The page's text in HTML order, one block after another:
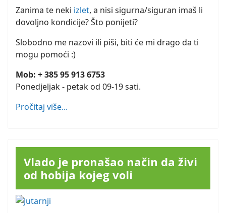
Zanima te neki izlet, a nisi sigurna/siguran imaš li
dovoljno kondicije? Što ponijeti?
Slobodno me nazovi ili piši, biti će mi drago da ti
mogu pomoći :)
Mob: + 385 95 913 6753
Ponedjeljak - petak od 09-19 sati.
Pročitaj više...
Vlado je pronašao način da živi
od hobija kojeg voli